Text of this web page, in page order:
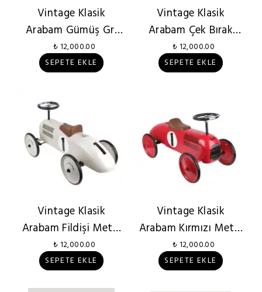
Vintage Klasik
Arabam Gümüş Gri
Metal Çek Bırak
₺ 12,000.00
SEPETE EKLE
Vintage Klasik
Arabam Çek Bırak
Siyah
₺ 12,000.00
SEPETE EKLE
Vintage Klasik
Arabam Fildişi Metal
Çek Bırak
₺ 12,000.00
SEPETE EKLE
Vintage Klasik
Arabam Kırmızı Metal
Çek Bırak
₺ 12,000.00
SEPETE EKLE